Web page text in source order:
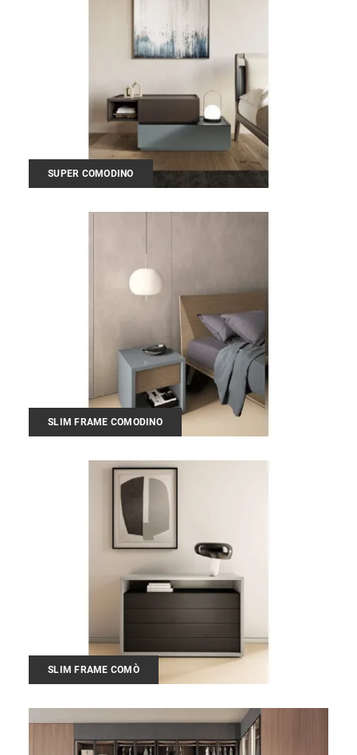
SUPER COMODINO
SLIM FRAME COMODINO
SLIM FRAME COMÒ